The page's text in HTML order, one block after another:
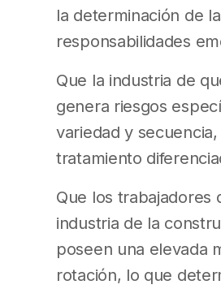
la determinación de
responsabilidades
Que la industria de
genera riesgos
variedad y
tratamiento
Que los trabajadores
industria de la
poseen una elevada
rotación, lo que